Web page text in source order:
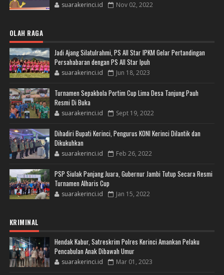
suarakerinci.id Nov 02, 2022
OLAH RAGA
Jadi Ajang Silatulrahmi, PS All Star IPKM Gelar Pertandingan
Persahabaran dengan PS All Star Ipuh
suarakerinci.id Jun 18, 2023
Turnamen Sepakbola Portim Cup Lima Desa Tanjung Pauh
Resmi Di Buka
suarakerinci.id Sept 19, 2022
Dihadiri Bupati Kerinci, Pengurus KONI Kerinci Dilantik dan
Dikukuhkan
suarakerinci.id Feb 26, 2022
PSP Siulak Panjang Juara, Gubernur Jambi Tutup Secara Resmi
Turnamen Alharis Cup
suarakerinci.id Jan 15, 2022
KRIMINAL
Hendak Kabur, Satreskrim Polres Kerinci Amankan Pelaku
Pencabulan Anak Dibawah Umur
suarakerinci.id Mar 01, 2023